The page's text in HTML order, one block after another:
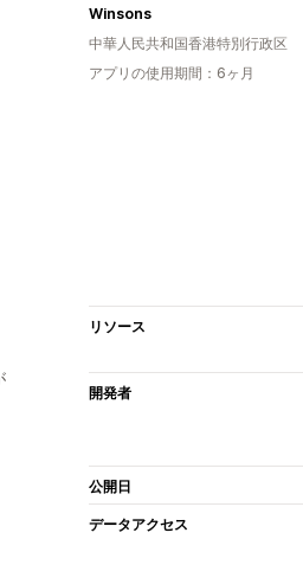
Winsons
中華人民共和国香港特別行政区
アプリの使用期間：6ヶ月
リソース
開発者
公開日
データアクセス